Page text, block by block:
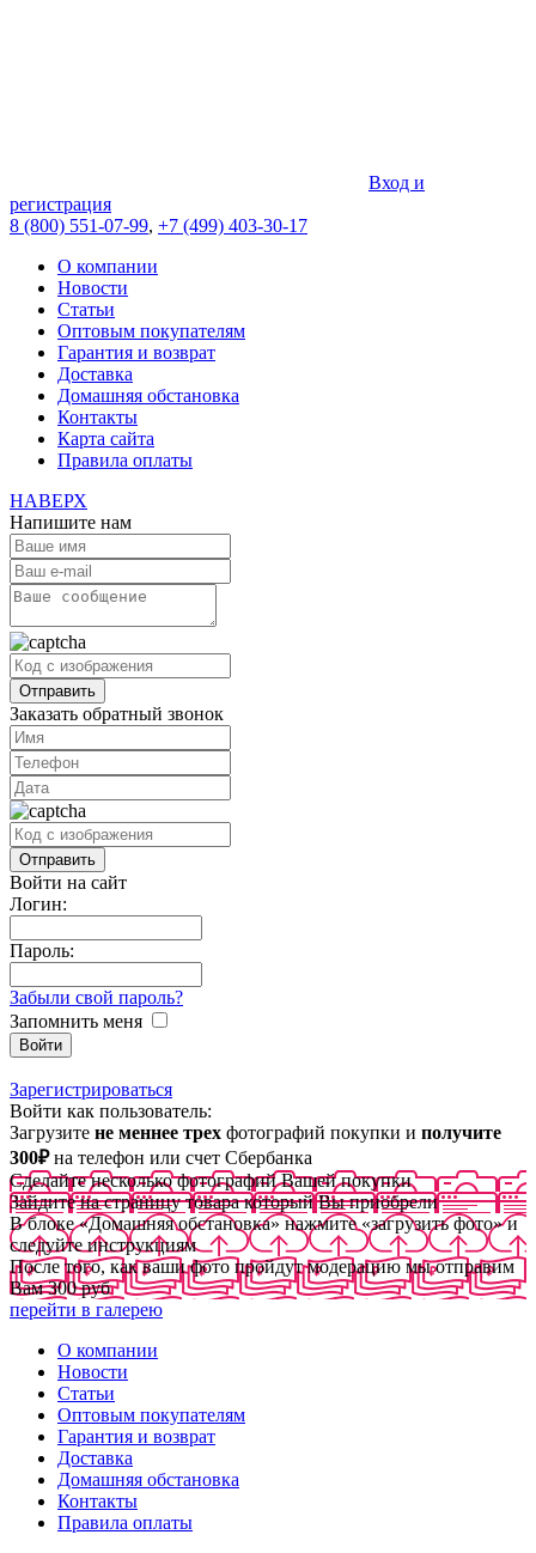
Вход и
регистрация
8 (800) 551-07-99, +7 (499) 403-30-17
О компании
Новости
Статьи
Оптовым покупателям
Гарантия и возврат
Доставка
Домашняя обстановка
Контакты
Карта сайта
Правила оплаты
НАВЕРХ
Напишите нам
Заказать обратный звонок
Войти на сайт
Логин:
Пароль:
Забыли свой пароль?
Запомнить меня
Зарегистрироваться
Войти как пользователь:
Загрузите не меннее трех фотографий покупки и получите
300₽на телефон или счет Сбербанка
Сделайте несколько фотографий Вашей покупки
Зайдите на страницу товара который Вы приобрели
В блоке «Домашняя обстановка» нажмите «загрузить фото» и
следуйте инструкциям
После того, как ваши фото пройдут модерацию мы отправим
Вам 300 руб
перейти в галерею
О компании
Новости
Статьи
Оптовым покупателям
Гарантия и возврат
Доставка
Домашняя обстановка
Контакты
Правила оплаты